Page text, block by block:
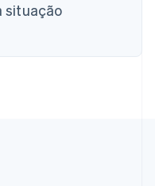
situação